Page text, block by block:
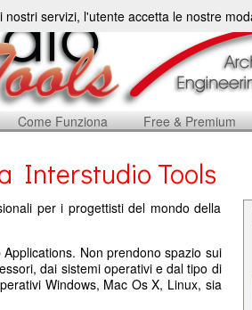
Come Funziona Free & Premium
Interstudio Tools
per i progettisti del mondo della
Non prendono spazio sui
dai sistemi operativi e dal tipo di
Windows, Mac Os X, Linux, sia
servizi, l'utente accetta le nostre